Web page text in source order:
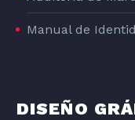
Manual de
DISEÑO